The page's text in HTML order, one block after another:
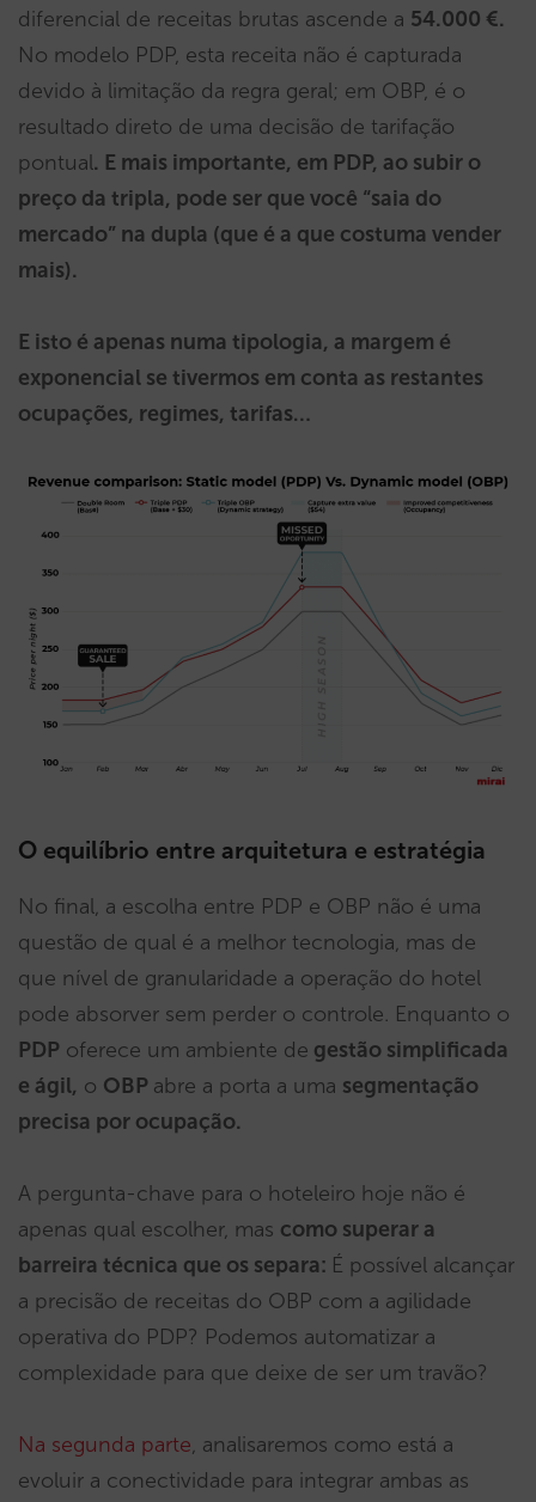
diferencial de receitas brutas ascende a 54.000 €.
No modelo PDP, esta receita não é capturada
devido à limitação da regra geral; em OBP, é o
resultado direto de uma decisão de tarifação
pontual. E mais importante, em PDP, ao subir o
preço da tripla, pode ser que você “saia do
mercado” na dupla (que é a que costuma vender
mais).
E isto é apenas numa tipologia, a margem é
exponencial se tivermos em conta as restantes
ocupações, regimes, tarifas…
O equilíbrio entre arquitetura e estratégia
No final, a escolha entre PDP e OBP não é uma
questão de qual é a melhor tecnologia, mas de
que nível de granularidade a operação do hotel
pode absorver sem perder o controle. Enquanto o
PDP oferece um ambiente de gestão simplificada
e ágil, o OBP abre a porta a uma segmentação
precisa por ocupação.
A pergunta-chave para o hoteleiro hoje não é
apenas qual escolher, mas como superar a
barreira técnica que os separa: É possível alcançar
a precisão de receitas do OBP com a agilidade
operativa do PDP? Podemos automatizar a
complexidade para que deixe de ser um travão?
Na segunda parte, analisaremos como está a
evoluir a conectividade para integrar ambas as